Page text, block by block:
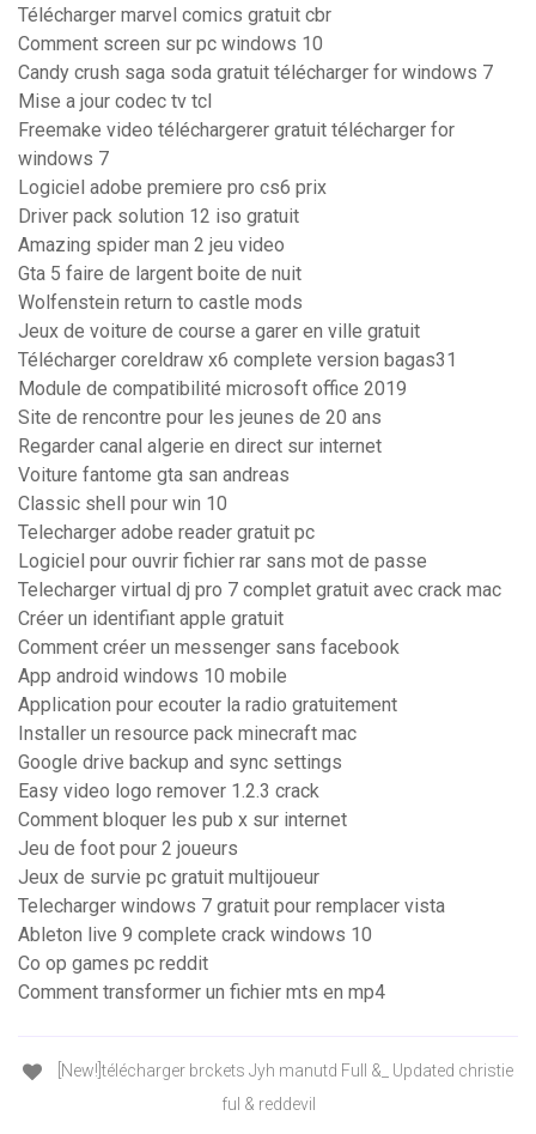
Télécharger marvel comics gratuit cbr
Comment screen sur pc windows 10
Candy crush saga soda gratuit télécharger for windows 7
Mise a jour codec tv tcl
Freemake video téléchargerer gratuit télécharger for
windows 7
Logiciel adobe premiere pro cs6 prix
Driver pack solution 12 iso gratuit
Amazing spider man 2 jeu video
Gta 5 faire de largent boite de nuit
Wolfenstein return to castle mods
Jeux de voiture de course a garer en ville gratuit
Télécharger coreldraw x6 complete version bagas31
Module de compatibilité microsoft office 2019
Site de rencontre pour les jeunes de 20 ans
Regarder canal algerie en direct sur internet
Voiture fantome gta san andreas
Classic shell pour win 10
Telecharger adobe reader gratuit pc
Logiciel pour ouvrir fichier rar sans mot de passe
Telecharger virtual dj pro 7 complet gratuit avec crack mac
Créer un identifiant apple gratuit
Comment créer un messenger sans facebook
App android windows 10 mobile
Application pour ecouter la radio gratuitement
Installer un resource pack minecraft mac
Google drive backup and sync settings
Easy video logo remover 1.2.3 crack
Comment bloquer les pub x sur internet
Jeu de foot pour 2 joueurs
Jeux de survie pc gratuit multijoueur
Telecharger windows 7 gratuit pour remplacer vista
Ableton live 9 complete crack windows 10
Co op games pc reddit
Comment transformer un fichier mts en mp4
[New!]télécharger brckets Jyh manutd Full &_ Updated christie
ful & reddevil